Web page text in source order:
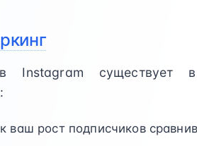
Instagram существует в
ваш рост подписчиков